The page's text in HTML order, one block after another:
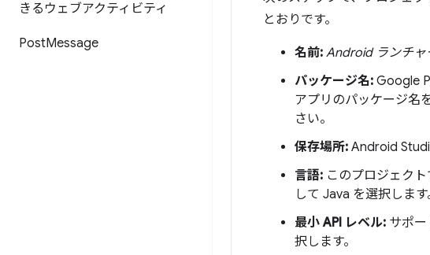
きるウェブアクティビティ
PostMessage
とおりです。
名前: Android ランチャ
パッケージ名: Google
アプリのパッケージ名
さい。
保存場所: Android
言語: このプロジェク
して Java を選択します
最小 API レベル: サポ
択します。